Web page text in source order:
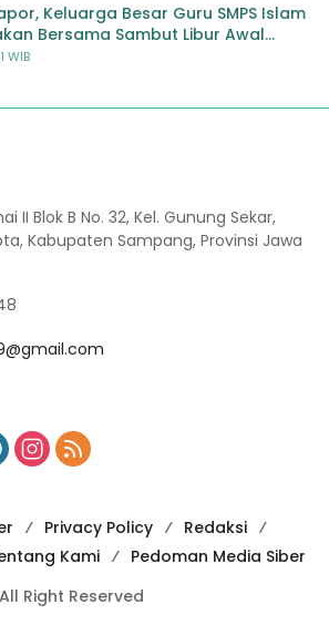
Keluarga Besar Guru SMPS Islam
Bersama Sambut Libur Awal
WIB
II Blok B No. 32, Kel. Gunung Sekar,
Kabupaten Sampang, Provinsi Jawa
Privacy Policy
Redaksi
Kami
Pedoman Media Siber
Right Reserved